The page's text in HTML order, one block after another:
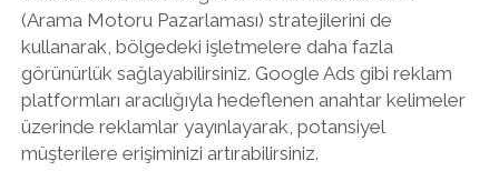
(Arama Motoru Pazarlaması) stratejilerini de
kullanarak, bölgedeki işletmelere daha fazla
görünürlük sağlayabilirsiniz. Google Ads gibi reklam
platformları aracılığıyla hedeflenen anahtar kelimeler
üzerinde reklamlar yayınlayarak, potansiyel
müşterilere erişiminizi artırabilirsiniz.